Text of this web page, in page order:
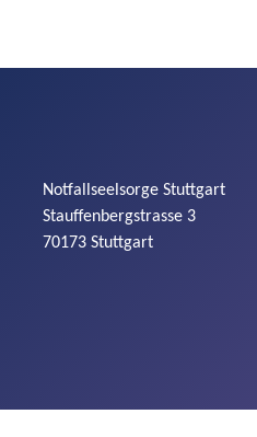
Notfallseelsorge Stuttgart
Stauffenbergstrasse 3
70173 Stuttgart